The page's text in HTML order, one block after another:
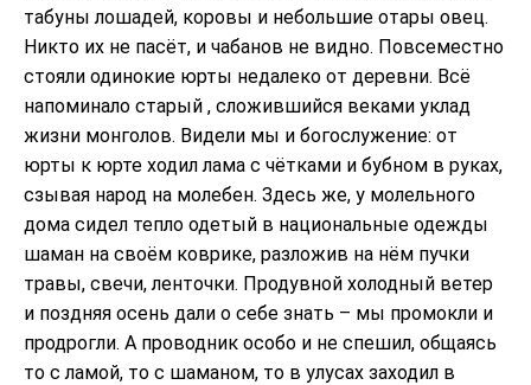
табуны лошадей, коровы и небольшие отары овец.
Никто их не пасёт, и чабанов не видно. Повсеместно
стояли одинокие юрты недалеко от деревни. Всё
напоминало старый , сложившийся веками уклад
жизни монголов. Видели мы и богослужение: от
юрты к юрте ходил лама с чётками и бубном в руках,
сзывая народ на молебен. Здесь же, у молельного
дома сидел тепло одетый в национальные одежды
шаман на своём коврике, разложив на нём пучки
травы, свечи, ленточки. Продувной холодный ветер
и поздняя осень дали о себе знать – мы промокли и
продрогли. А проводник особо и не спешил, общаясь
то с ламой, то с шаманом, то в улусах заходил в